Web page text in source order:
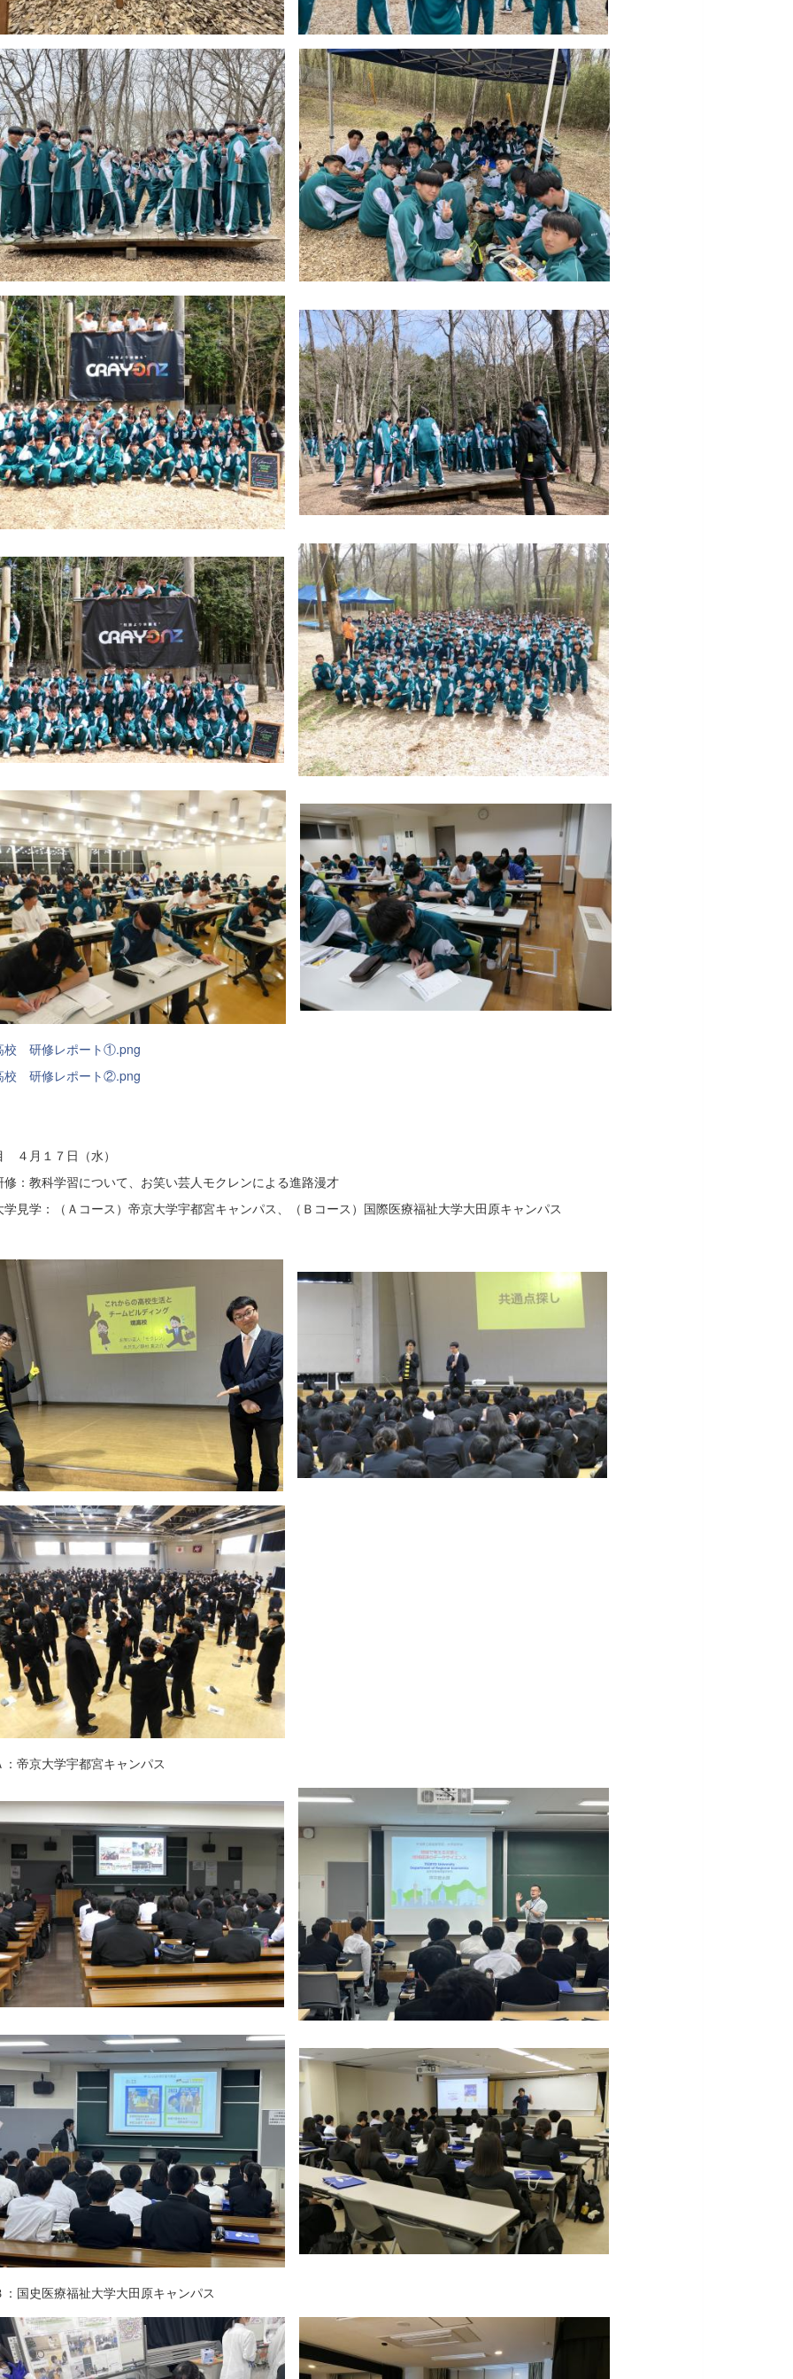
校 研修レポート①.png
校 研修レポート②.png
４月１７日（水）
教科学習について、お笑い芸人モクレンによる進路漫才
学：（Ａコース）帝京大学宇都宮キャンパス、（Ｂコース）国際医療福祉大学大田原キャンパス
京大学宇都宮キャンパス
史医療福祉大学大田原キャンパス